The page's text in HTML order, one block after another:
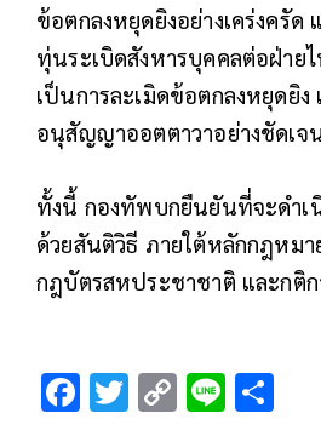
ข้อตกลงหยุดยิงอย่างเคร่งครัด
ทุ่นระเบิดสังหารบุคคลต่อฝ่ายไ
เป็นการละเมิดข้อตกลงหยุดยิง
อนุสัญญาออตตาวาอย่างชัดเจ
ทั้งนี้ กองทัพบกยืนยันที่จะดำ
ด้วยสันติวิธี ภายใต้หลักกฎหมา
กฎบัตรสหประชาชาติ และกติก
F T C Li